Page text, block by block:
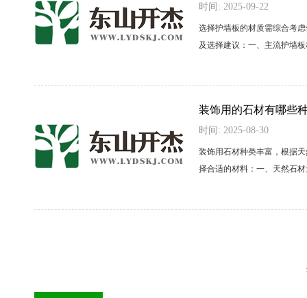
时间: 2025-09-22
选择护墙板的材质需综合考
及选择建议：一、主流护墙
装饰用的石材有哪些
时间: 2025-08-30
装饰用石材种类丰富，根据
择合适的材料：一、天然石